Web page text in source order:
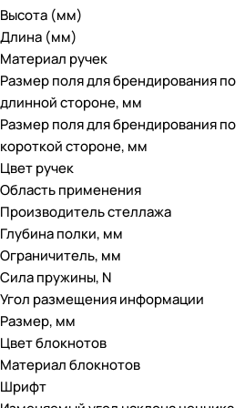
Высота (мм)
Длина (мм)
Материал ручек
Размер поля для брендирования по
длинной стороне, мм
Размер поля для брендирования по
короткой стороне, мм
Цвет ручек
Область применения
Производитель стеллажа
Глубина полки, мм
Ограничитель, мм
Сила пружины, N
Угол размещения информации
Размер, мм
Цвет блокнотов
Материал блокнотов
Шрифт